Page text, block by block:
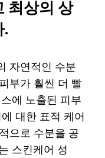
최상의 상
.
자연적인 수분
부가 훨씬 더 빨
에 노출된 피부
대한 표적 케어
으로 수분을 공
스킨케어 성